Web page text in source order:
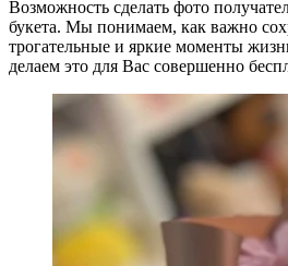
Возможность сделать фото
букета. Мы понимаем, как важно
трогательные и яркие моменты
делаем это для Вас совершенно